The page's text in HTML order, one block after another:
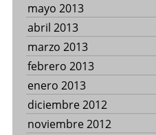
mayo 2013
abril 2013
marzo 2013
febrero 2013
enero 2013
diciembre 2012
noviembre 2012